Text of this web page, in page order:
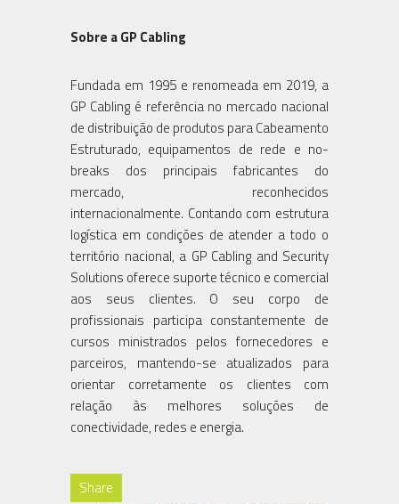
Sobre a GP Cabling
Fundada em 1995 e renomeada em 2019, a
GP Cabling é referência no mercado nacional
de distribuição de produtos para Cabeamento
Estruturado, equipamentos de rede e no-
breaks dos principais fabricantes do
mercado, reconhecidos
internacionalmente. Contando com estrutura
logística em condições de atender a todo o
território nacional, a GP Cabling and Security
Solutions oferece suporte técnico e comercial
aos seus clientes. O seu corpo de
profissionais participa constantemente de
cursos ministrados pelos fornecedores e
parceiros, mantendo-se atualizados para
orientar corretamente os clientes com
relação às melhores soluções de
conectividade, redes e energia.
Share